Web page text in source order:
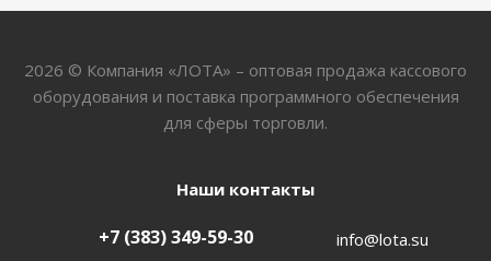
2026 © Компания «ЛОТА» – оптовая продажа кассового
оборудования и поставка программного обеспечения
для сферы торговли.
Наши контакты
+7 (383) 349-59-30 info@lota.su